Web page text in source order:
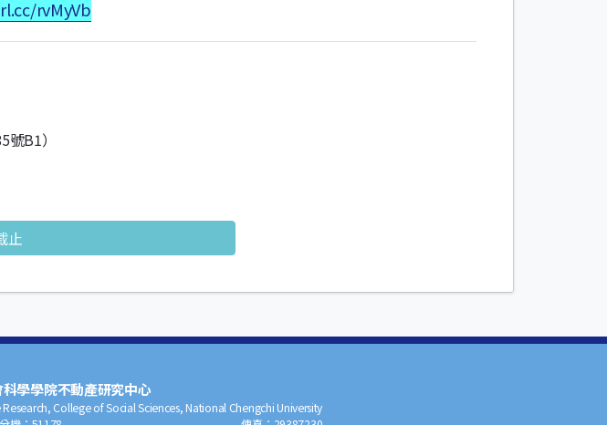
rvMyVb
B1）
止
學學院不動產研究中心
College of Social Sciences, National Chengchi University